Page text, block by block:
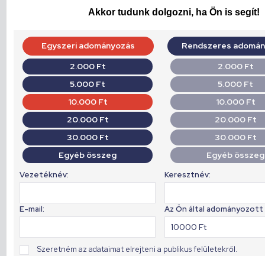
Akkor tudunk dolgozni, ha Ön is segít!